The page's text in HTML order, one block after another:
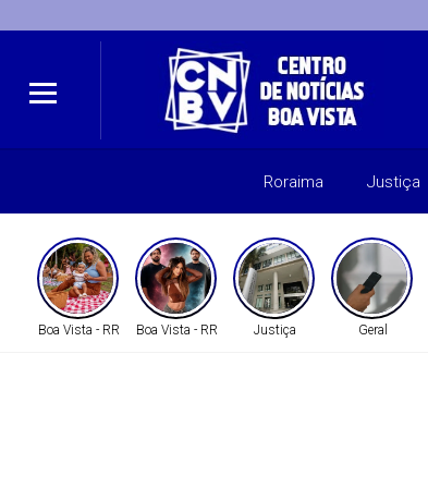
Roraima Justiça
Boa Vista - RR Boa Vista - RR Justiça Geral